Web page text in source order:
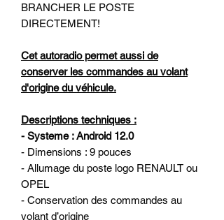
BRANCHER LE POSTE
DIRECTEMENT!
Cet autoradio permet aussi de
conserver les commandes au volant
d'origine du véhicule.
Descriptions techniques :
- Systeme : Android 12.0
- Dimensions : 9 pouces
- Allumage du poste logo RENAULT ou
OPEL
- Conservation des commandes au
volant d’origine